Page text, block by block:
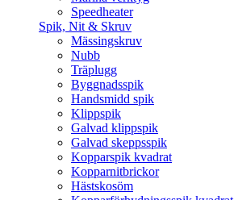
Speedheater
Spik, Nit & Skruv
Mässingskruv
Nubb
Träplugg
Byggnadsspik
Handsmidd spik
Klippspik
Galvad klippspik
Galvad skeppsspik
Kopparspik kvadrat
Kopparnitbrickor
Hästskosöm